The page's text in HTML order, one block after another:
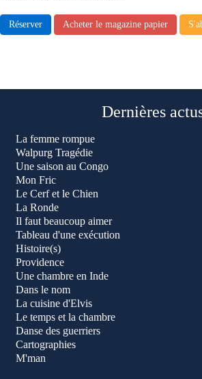
Réserver Acheter le magazine papier
Dernières
La femme rompue
Walpurg Tragédie
Une saison au Congo
Mon Fric
Le Cerf et le Chien
La Ronde
Il faut beaucoup aimer
Tableau d'une exécution
Histoire(s)
Providence
Une chambre en Inde
Dans le nom
La cuisine d'Elvis
Le temps et la chambre
Danse des guerriers
Cartographies
M'man